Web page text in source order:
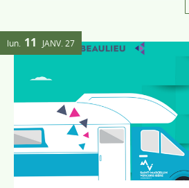
En route vers la santé à
Le bus "En route vers la santé"
Ce week-end (1)